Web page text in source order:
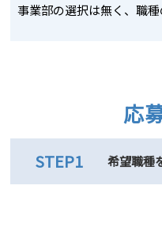
事業部の選択は無く、職種
応
STEP1 希望職種